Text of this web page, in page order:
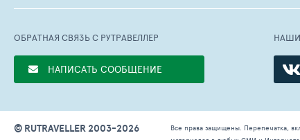
ОБРАТНАЯ СВЯЗЬ С РУТРАВЕЛЛЕР
НАПИСАТЬ СООБЩЕНИЕ
НАШИ
© RUTRAVELLER 2003-2026
Все права защищены. Перепечатка,